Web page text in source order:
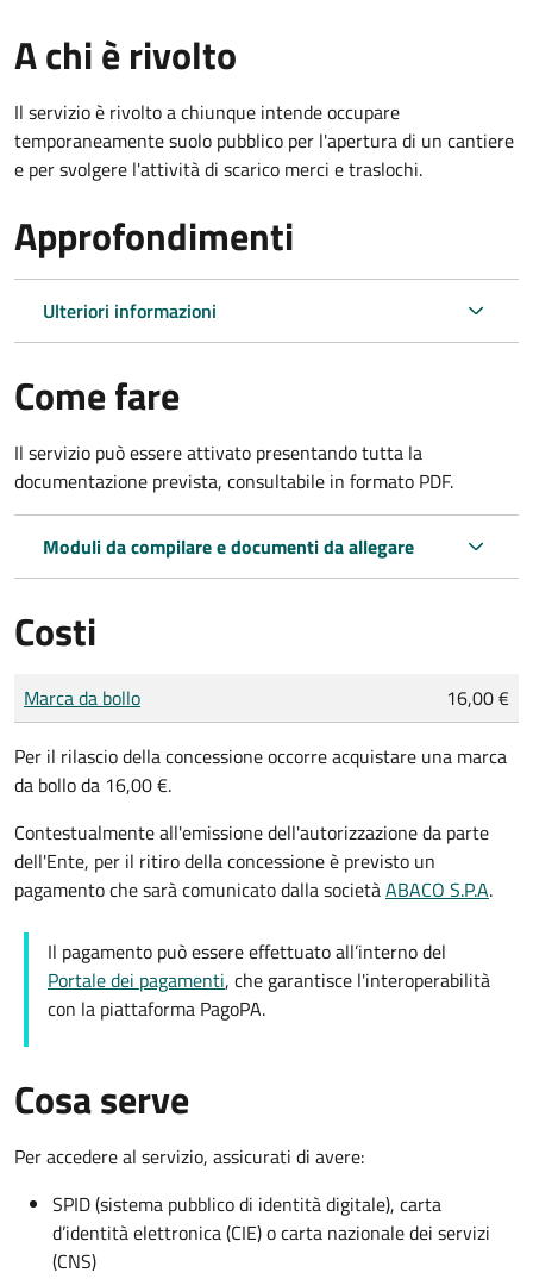
A chi è rivolto
Il servizio è rivolto a chiunque intende occupare
temporaneamente suolo pubblico per l'apertura di un cantiere
e per svolgere l'attività di scarico merci e traslochi.
Approfondimenti
Ulteriori informazioni
Come fare
Il servizio può essere attivato presentando tutta la
documentazione prevista, consultabile in formato PDF.
Moduli da compilare e documenti da allegare
Costi
Tipo di pagamento
Importo
Marca da bollo 16,00 €
Per il rilascio della concessione occorre acquistare una marca
da bollo da 16,00 €.
Contestualmente all'emissione dell'autorizzazione da parte
dell'Ente, per il ritiro della concessione è previsto un
pagamento che sarà comunicato dalla societàABACO S.P.A.
Il pagamento può essere effettuato all’interno del
Portale dei pagamenti, che garantisce l'interoperabilità
con la piattaforma PagoPA.
Cosa serve
Per accedere al servizio, assicurati di avere:
SPID (sistema pubblico di identità digitale), carta
d’identità elettronica (CIE) o carta nazionale dei servizi
(CNS)